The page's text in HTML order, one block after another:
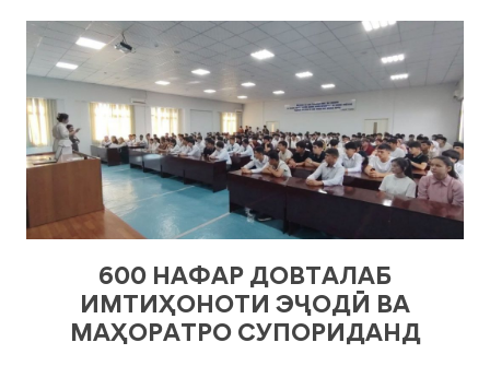
600 НАФАР ДОВТАЛАБ
ИМТИҲОНОТИ ЭҶОДӢ ВА
МАҲОРАТРО СУПОРИДАНД